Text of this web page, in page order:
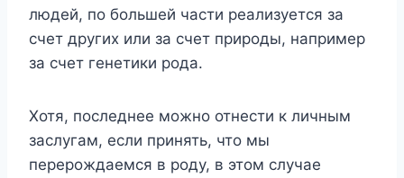
людей, по большей части реализуется за
счет других или за счет природы, например
за счет генетики рода.
Хотя, последнее можно отнести к личным
заслугам, если принять, что мы
перерождаемся в роду, в этом случае